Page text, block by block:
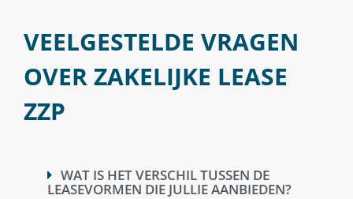
VEELGESTELDE VRAGEN
OVER ZAKELIJKE LEASE
ZZP
WAT IS HET VERSCHIL TUSSEN DE
LEASEVORMEN DIE JULLIE AANBIEDEN?